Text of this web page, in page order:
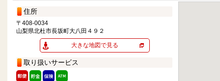
住所
〒408-0034
山梨県北杜市長坂町大八田４９２
大きな地図で見る
取り扱いサービス